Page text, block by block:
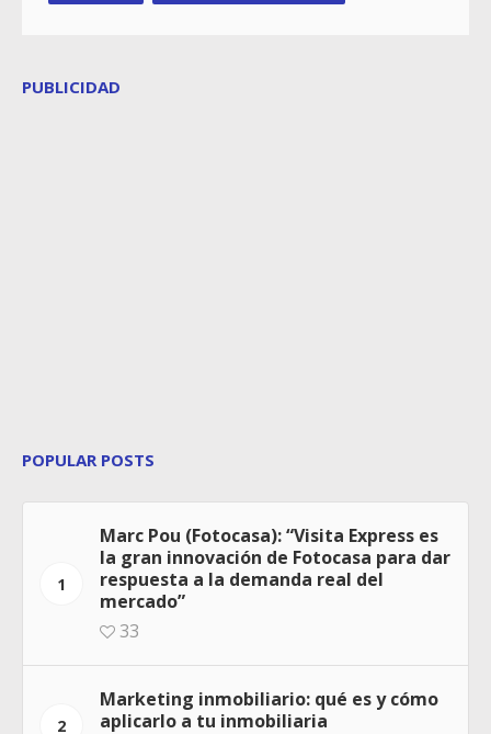
PUBLICIDAD
POPULAR POSTS
1
Marc Pou (Fotocasa): “Visita Express es
la gran innovación de Fotocasa para dar
respuesta a la demanda real del
mercado”
33
2
Marketing inmobiliario: qué es y cómo
aplicarlo a tu inmobiliaria